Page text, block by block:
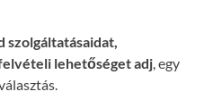
szolgáltatásaidat,
lehetőséget adj , egy